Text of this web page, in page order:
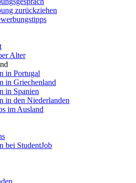
zurückziehen
Alter
in Portugal
in Griechenland
in Spanien
in den Niederlanden
im Ausland
bei StudentJob